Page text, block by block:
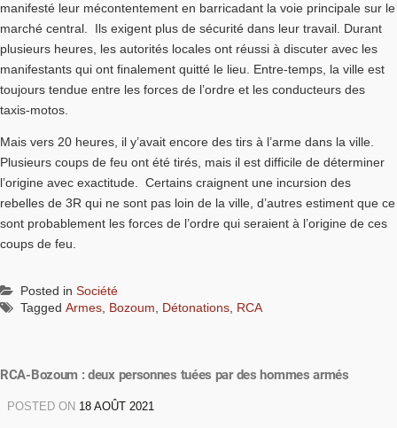
manifesté leur mécontentement en barricadant la voie principale sur le
marché central. Ils exigent plus de sécurité dans leur travail. Durant
plusieurs heures, les autorités locales ont réussi à discuter avec les
manifestants qui ont finalement quitté le lieu. Entre-temps, la ville est
toujours tendue entre les forces de l’ordre et les conducteurs des
taxis-motos.
Mais vers 20 heures, il y’avait encore des tirs à l’arme dans la ville.
Plusieurs coups de feu ont été tirés, mais il est difficile de déterminer
l’origine avec exactitude. Certains craignent une incursion des
rebelles de 3R qui ne sont pas loin de la ville, d’autres estiment que ce
sont probablement les forces de l’ordre qui seraient à l’origine de ces
coups de feu.
Posted in Société
Tagged Armes, Bozoum, Détonations, RCA
RCA-Bozoum : deux personnes tuées par des hommes armés
POSTED ON 18 AOÛT 2021